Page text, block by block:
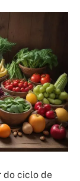
do ciclo de